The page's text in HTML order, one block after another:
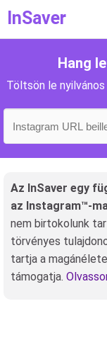
InSaver
Hang
Töltsön le
Az InSaver egy
az Instagram™-
nem birtokolunk
törvényes
tartja a
támogatja.